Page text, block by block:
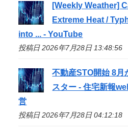
[Weekly Weather]
Extreme Heat /
into ... - YouTube
投稿日 2026年7月28日 13:48:56
不動産STO開始 8月
スター - 住宅新報
営
投稿日 2026年7月28日 04:12:18